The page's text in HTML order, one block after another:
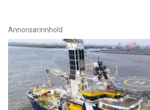
Annonsørinnhold